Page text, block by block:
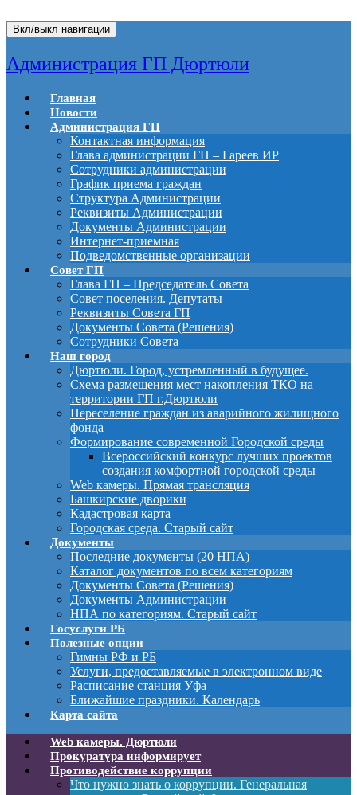
Вкл/выкл навигации
Администрация ГП Дюртюли
Главная
Новости
Администрация ГП
Контактная информация
Глава администрации ГП – Гареев ИР
Сотрудники администрации
График приема граждан
Структура Администрации
Реквизиты Администрации
Документы Администрации
Интернет-приемная
Подведомственные организации
Совет ГП
Глава ГП – Председатель Совета
Совет поселения. Депутаты
Реквизиты Совета ГП
Документы Совета (Решения)
Сотрудники Совета
Наш город
Дюртюли. Город, устремленный в будущее.
Схема размещения мест накопления ТКО на
территории ГП г.Дюртюли
Переселение граждан из аварийного жилищного
фонда
Формирование современной Городской среды
Всероссийский конкурс лучших проектов
создания комфортной городской среды
Web камеры. Прямая трансляция
Башкирские дворики
Кадастровая карта
Городская среда. Старый сайт
Документы
Последние документы (20 НПА)
Каталог документов по всем категориям
Документы Совета (Решения)
Документы Администрации
НПА по категориям. Старый сайт
Госуслуги РБ
Полезные опции
Гимны РФ и РБ
Услуги, предоставляемые в электронном виде
Расписание станция Уфа
Ближайшие праздники. Календарь
Карта сайта
Web камеры. Дюртюли
Прокуратура информирует
Противодействие коррупции
Что нужно знать о коррупции. Генеральная